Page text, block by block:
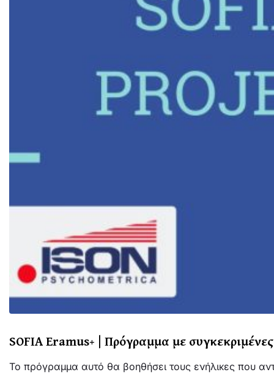
SOFIA Eramus+ | Πρόγραμμα με
Το πρόγραμμα αυτό θα βοηθήσει τους ενήλικες που